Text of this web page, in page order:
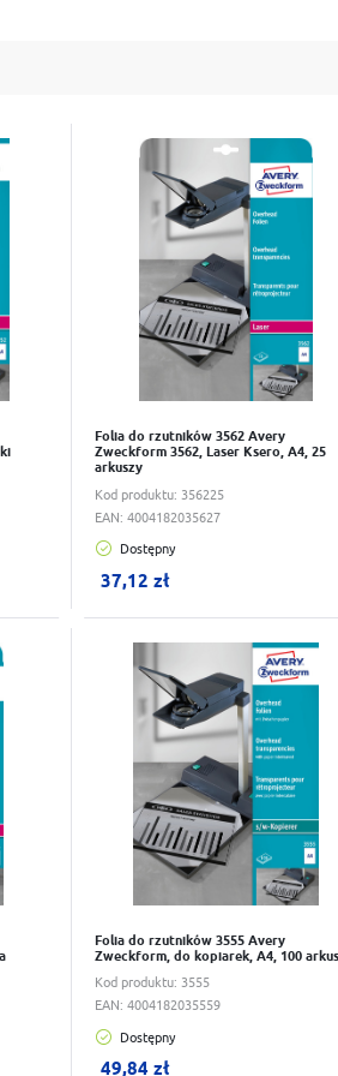
folie wytwarzane są bez użycia
Kod produktu: 356225
Folia do rzutników 3562 Avery
Zweckform 3562, Laser Ksero, A4, 25
arkuszy
EAN:4004182035627
Dostępny
37,12 zł
W koszyku:
Do schowka
Kod produktu: 3555
Folia do rzutników 3555 Avery
Zweckform, do kopiarek, A4, 100
EAN:4004182035559
Dostępny
49,84 zł
W koszyku:
Do schowka